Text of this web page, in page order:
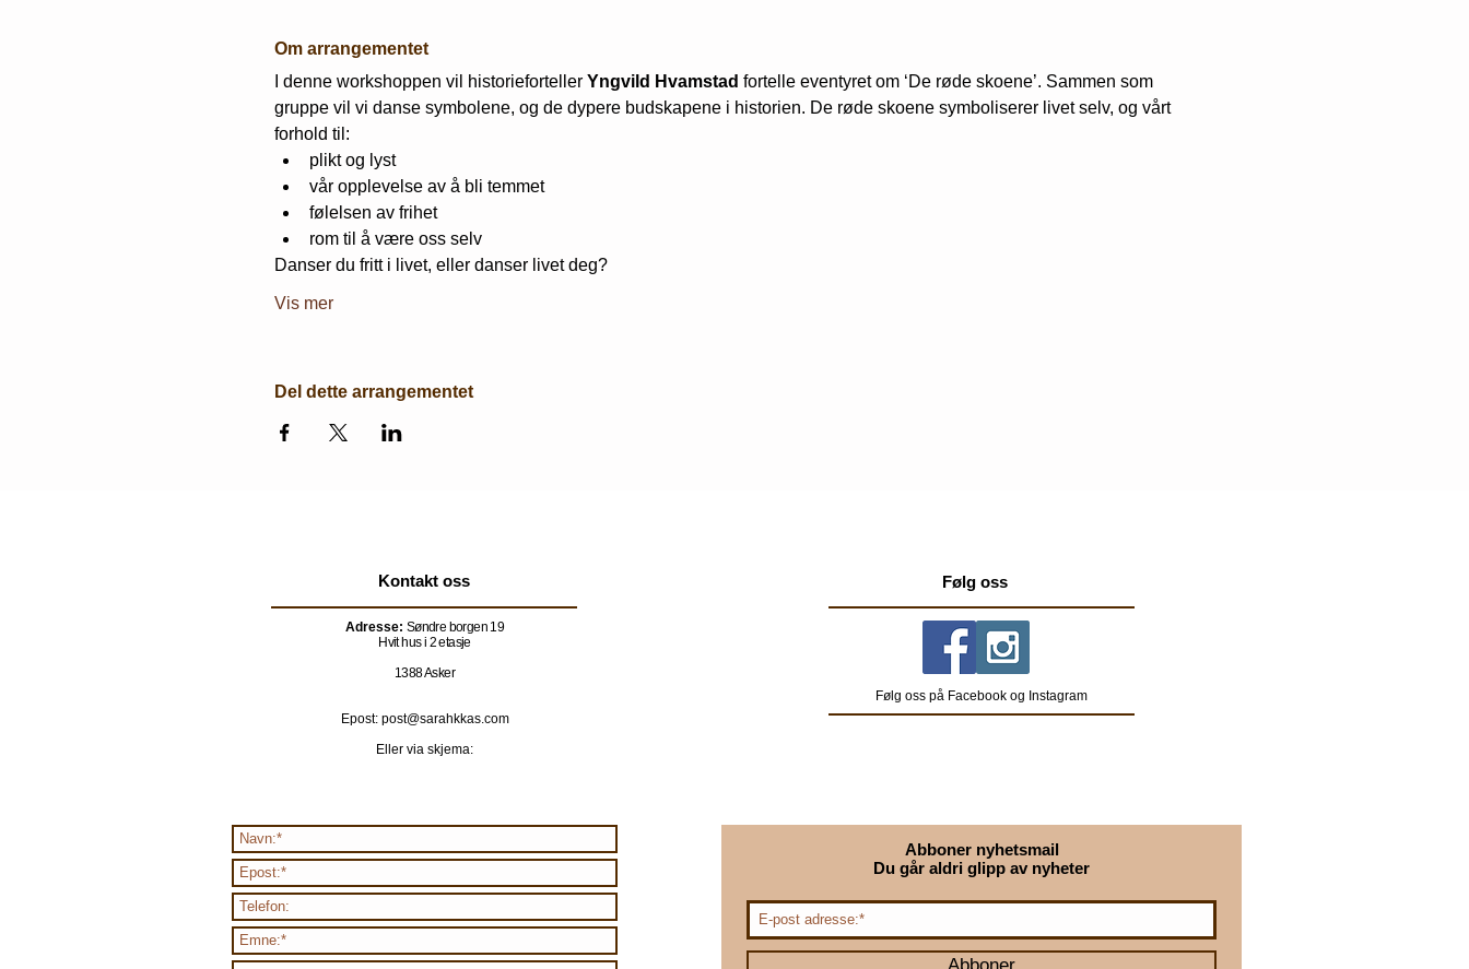
Om arrangementet
I denne workshoppen vil historieforteller Yngvild Hvamstad fortelle eventyret om ‘De røde skoene’. Sammen som
gruppe vil vi danse symbolene, og de dypere budskapene i historien. De røde skoene symboliserer livet selv, og vårt
forhold til:
plikt og lyst
vår opplevelse av å bli temmet
følelsen av frihet
rom til å være oss selv
Danser du fritt i livet, eller danser livet deg?
Vis mer
Del dette arrangementet
Kontakt oss
Adresse: Søndre borgen 19
Hvit hus i 2 etasje
1388 Asker
Epost: post@sarahkkas.com
Eller via skjema:
Følg oss
Følg oss på Facebook og Instagram
Abboner nyhetsmail
Du går aldri glipp av nyheter